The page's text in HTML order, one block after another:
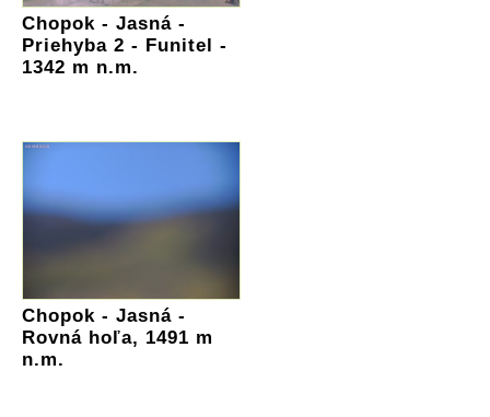
Chopok - Jasná -
Priehyba 2 - Funitel -
1342 m n.m.
Chopok - Jasná -
Rovná hoľa, 1491 m
n.m.